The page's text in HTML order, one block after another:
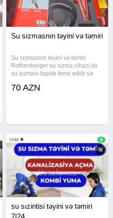
Su sızmasnın təyini və təmiri
Su sızmasnın təyini və təmiri
Rothenberger su sızma cihazı ilə
su sızması tapılıb təmir edilir və
santexnika işlərnin görülməsi
70 AZN
su sızintisi təyini və təmiri
7|24